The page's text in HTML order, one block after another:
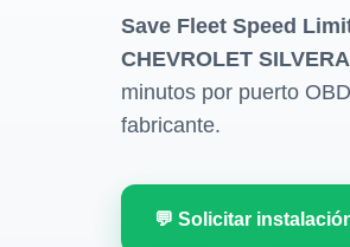
Save Fleet Speed
CHEVROLET
minutos por puerto
fabricante.
💬 Solicitar